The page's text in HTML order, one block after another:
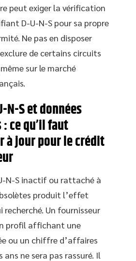
peut exiger la vérification
D-U-N-S pour sa propre
Ne pas en disposer
de certains circuits
sur le marché
N-S et données
ce qu’il faut
à jour pour le crédit
N-S inactif ou rattaché à
produit l’effet
recherché. Un fournisseur
profil affichant une
ou un chiffre d’affaires
ne sera pas rassuré. Il